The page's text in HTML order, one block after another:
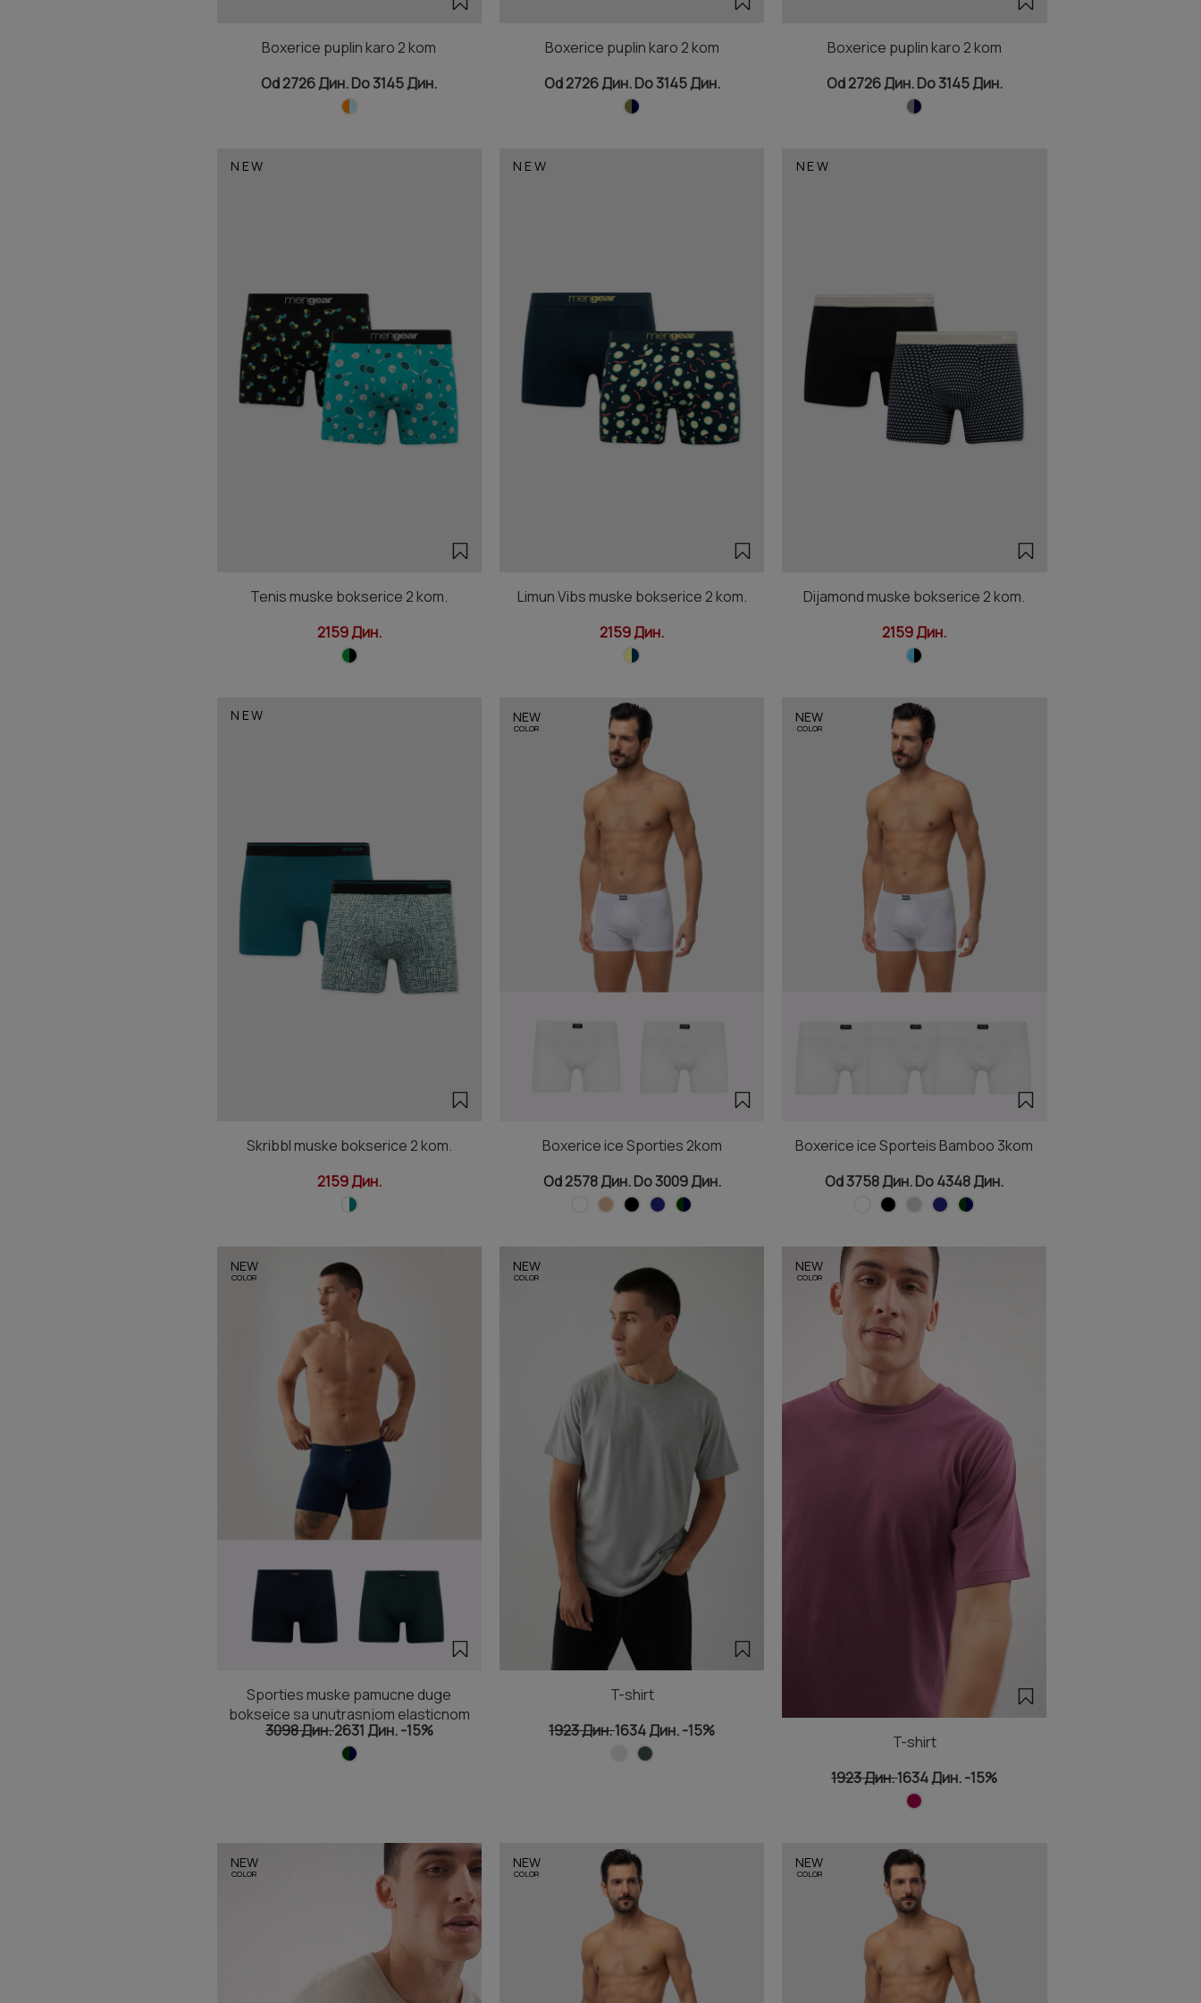
Boxerice puplin karo 2 kom
Od 2726 Дин. Do 3145 Дин.
Boxerice puplin karo 2 kom
Od 2726 Дин. Do 3145 Дин.
Boxerice puplin karo 2 kom
Od 2726 Дин. Do 3145 Дин.
NEW
Tenis muske bokserice 2 kom.
2159 Дин.
NEW
Limun Vibs muske bokserice 2 kom.
2159 Дин.
NEW
Dijamond muske bokserice 2 kom.
2159 Дин.
NEW
Skribbl muske bokserice 2 kom.
2159 Дин.
NEW
COLOR
Boxerice ice Sporties 2kom
Od 2578 Дин. Do 3009 Дин.
NEW
COLOR
Boxerice ice Sporteis Bamboo 3kom
Od 3758 Дин. Do 4348 Дин.
NEW
COLOR
Sporties muske pamucne duge
bokseice sa unutrasnjom elasticnom
trakom 2 kom
3098 Дин.2631 Дин.-15%
NEW
COLOR
T-shirt
1923 Дин.1634 Дин.-15%
NEW
COLOR
T-shirt
1923 Дин.1634 Дин.-15%
NEW
COLOR
NEW
COLOR
NEW
COLOR